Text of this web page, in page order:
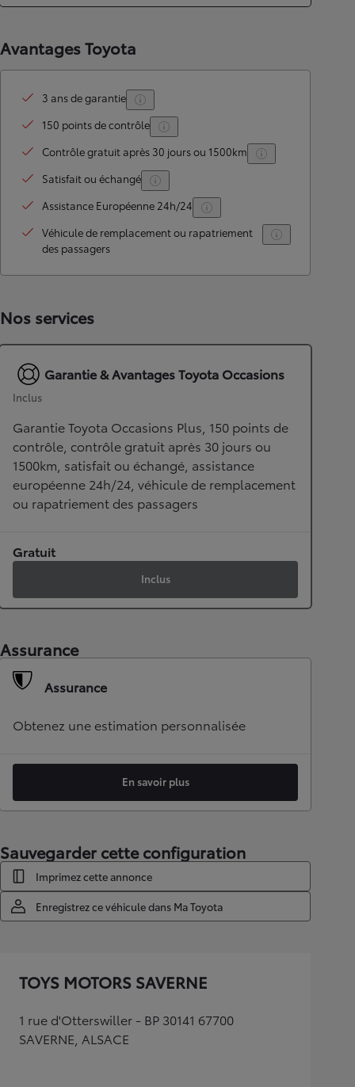
Avantages Toyota
3 ans de garantie
150 points de contrôle
Contrôle gratuit après 30 jours ou 1500km
Satisfait ou échangé
Assistance Européenne 24h/24
Véhicule de remplacement ou rapatriement
des passagers
Nos services
Garantie & Avantages Toyota Occasions
Inclus
Garantie Toyota Occasions Plus, 150 points de
contrôle, contrôle gratuit après 30 jours ou
1500km, satisfait ou échangé, assistance
européenne 24h/24, véhicule de remplacement
ou rapatriement des passagers
Gratuit
Inclus
Assurance
Assurance
Obtenez une estimation personnalisée
En savoir plus
Sauvegarder cette configuration
Imprimez cette annonce
Enregistrez ce véhicule dans Ma Toyota
TOYS MOTORS SAVERNE
1 rue d'Otterswiller - BP 30141 67700
SAVERNE, ALSACE